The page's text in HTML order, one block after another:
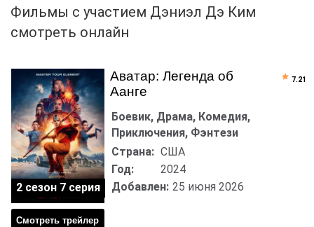
Фильмы с участием Дэниэл Дэ Ким
смотреть онлайн
Аватар: Легенда об
Аанге
Смотреть трейлер
Боевик, Драма, Комедия,
Приключения, Фэнтези
Страна: США
Год:
2024
Добавлен: 25 июня 2026
2 сезон 7 серия
7.21